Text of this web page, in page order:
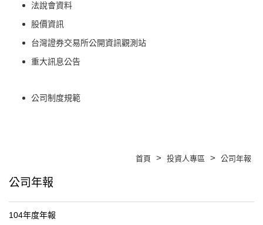
法說會資料
股價資訊
台灣證券交易所公開資訊觀測站
重大訊息公告
公司制度規範
首頁 > 投資人專區 > 公司年報
公司年報
104年度年報